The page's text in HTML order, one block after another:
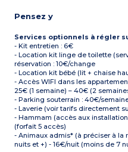
Pensez y
Services optionnels à régler
- Kit entretien : 6€
- Location kit linge de toilette
réservation : 10€/change
- Location kit bébé (lit + chaise
- Accès WIFI dans les
25€ (1 semaine) – 40€ (2
- Parking souterrain : 40€/
- Laverie (voir tarifs directement
- Hammam (accès aux
(forfait 5 accès)
- Animaux admis* (à préciser à la
nuits et +) - 16€/nuit (moins de 7